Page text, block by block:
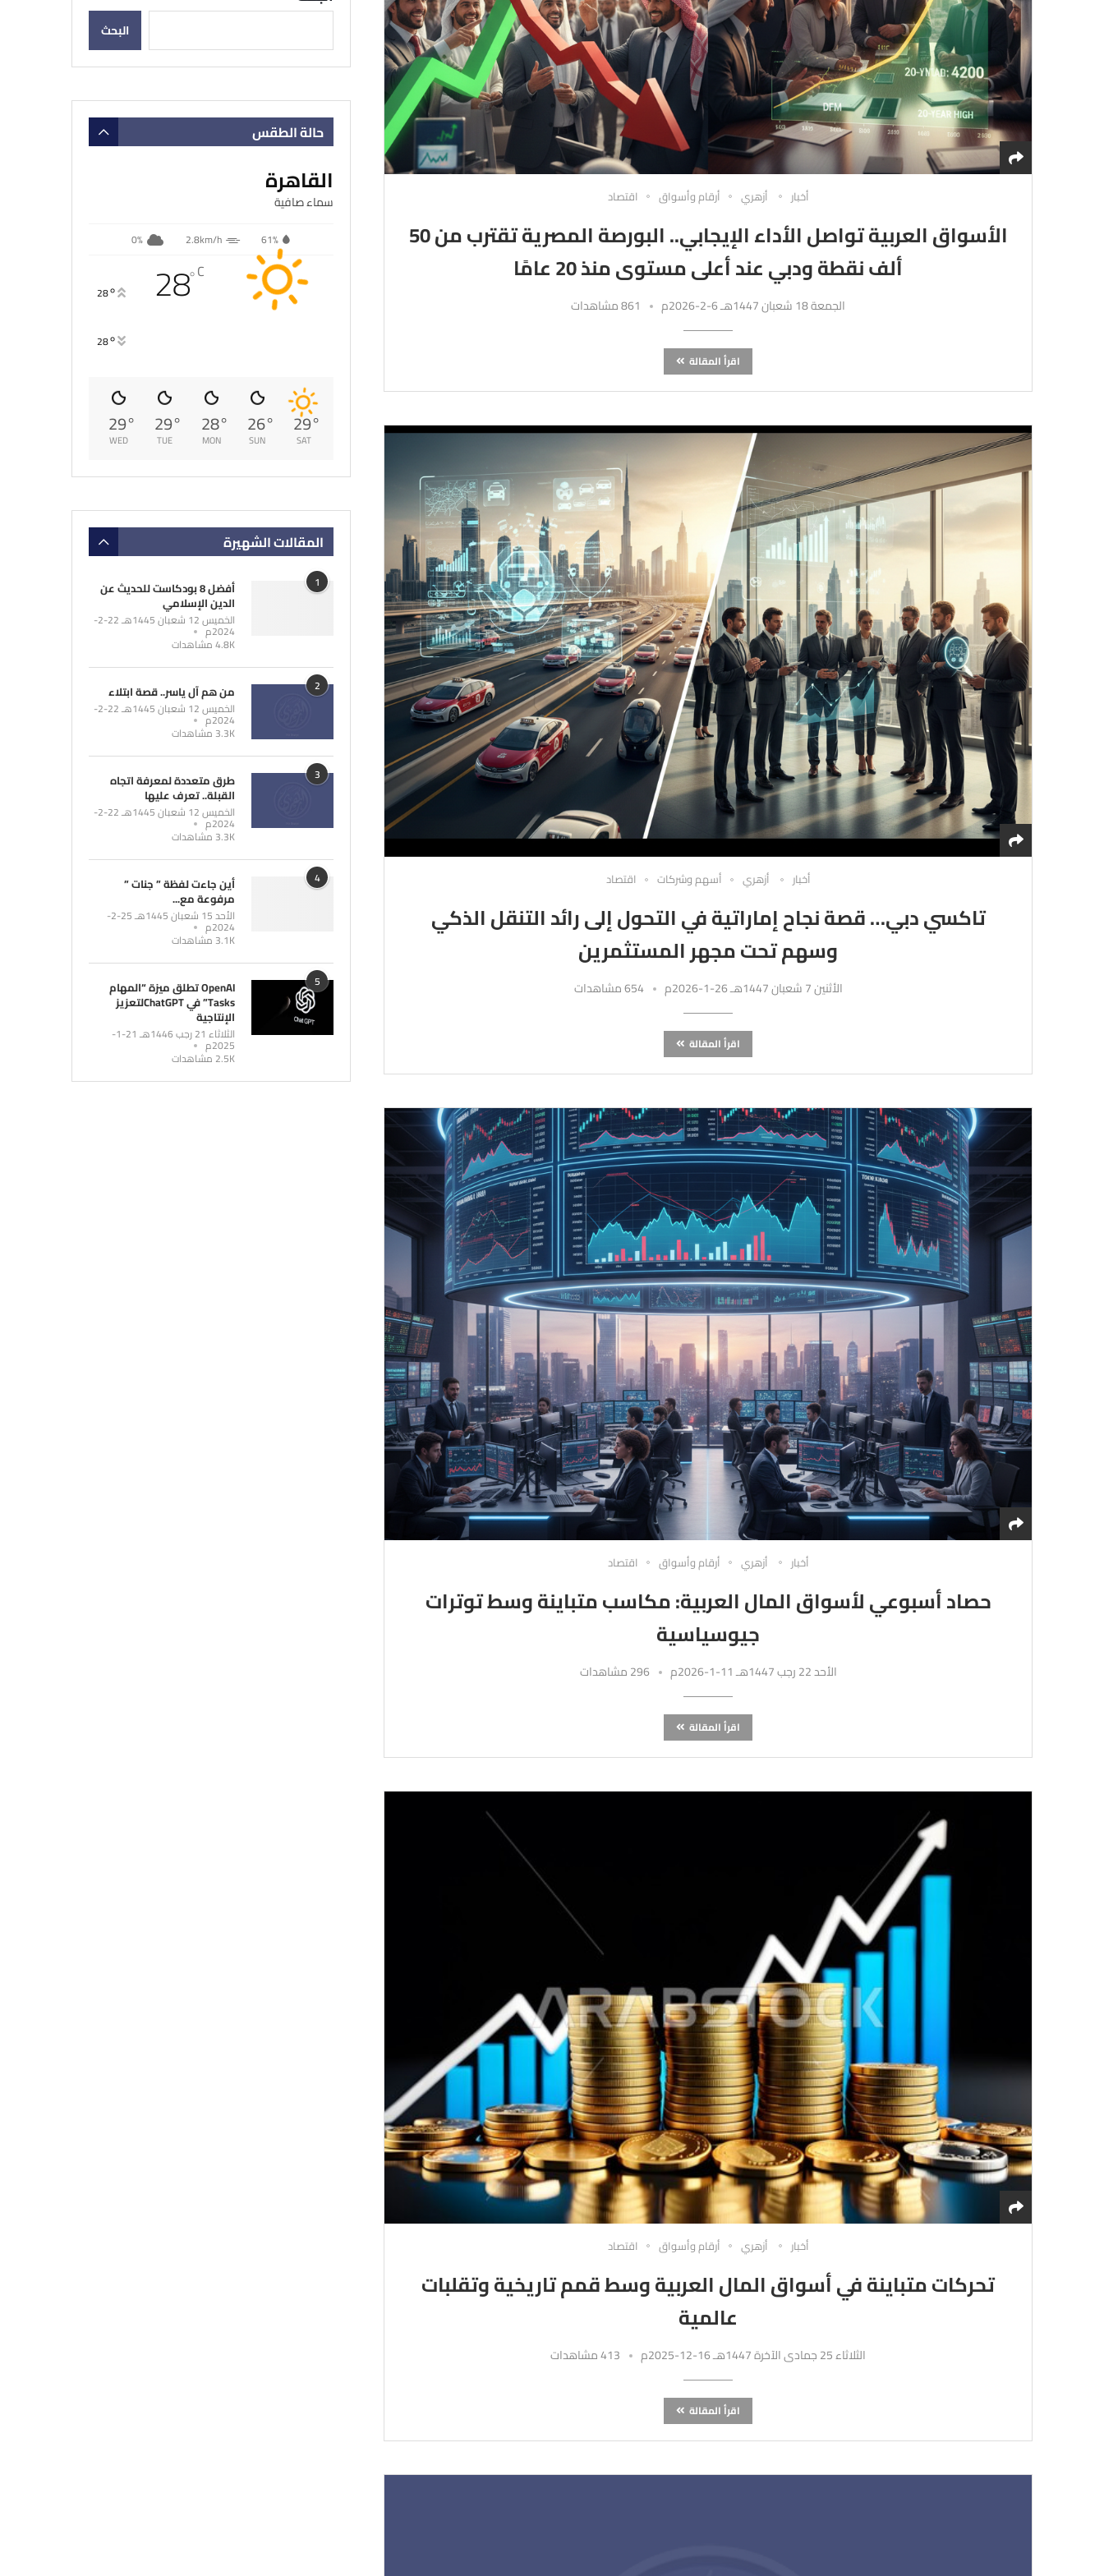
أخبار أزهري أرقام وأسواق اقتصاد
الأسواق العربية تواصل الأداء الإيجابي.. البورصة المصرية تقترب من 50
ألف نقطة ودبي عند أعلى مستوى منذ 20 عامًا
الجمعة 18 شعبان 1447هـ 6-2-2026م 861 مشاهدات
اقرأ المقالة
أخبار أزهري أسهم وشركات اقتصاد
تاكسي دبي… قصة نجاح إماراتية في التحول إلى رائد التنقل الذكي
وسهم تحت مجهر المستثمرين
الأثنين 7 شعبان 1447هـ 26-1-2026م 654 مشاهدات
اقرأ المقالة
أخبار أزهري أرقام وأسواق اقتصاد
حصاد أسبوعي لأسواق المال العربية: مكاسب متباينة وسط توترات
جيوسياسية
الأحد 22 رجب 1447هـ 11-1-2026م 296 مشاهدات
اقرأ المقالة
أخبار أزهري أرقام وأسواق اقتصاد
تحركات متباينة في أسواق المال العربية وسط قمم تاريخية وتقلبات
عالمية
الثلاثاء 25 جمادى الآخرة 1447هـ 16-12-2025م 413 مشاهدات
اقرأ المقالة
البحث
حالة الطقس
القاهرة
سماء صافية
61%
2.8km/h
0%
28°C
28°
28°
29°
SAT
26°
SUN
28°
MON
29°
TUE
29°
WED
المقالات الشهيرة
1 أفضل 8 بودكاست للحديث عن
الدين الإسلامي
الخميس 12 شعبان 1445هـ 22-2-
2024م
4.8K مشاهدات
2 من هم آل ياسر.. قصة ابتلاء
الخميس 12 شعبان 1445هـ 22-2-
2024م
3.3K مشاهدات
3 طرق متعددة لمعرفة اتجاه
القبلة.. تعرف عليها
الخميس 12 شعبان 1445هـ 22-2-
2024م
3.3K مشاهدات
4 أين جاءت لفظة ” جنات ”
مرفوعة مع...
الأحد 15 شعبان 1445هـ 25-2-
2024م
3.1K مشاهدات
5 OpenAI تطلق ميزة “المهام
Tasks” في ChatGPTلتعزيز
الإنتاجية
الثلاثاء 21 رجب 1446هـ 21-1-
2025م
2.5K مشاهدات